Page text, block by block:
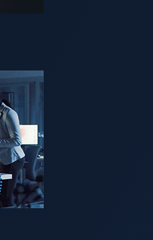
期間短縮を実現～
役社長
ビット（
動車向けオペレーティングシ
サプライヤーの
します。
雑化する
、即時導入可能な」サイバ